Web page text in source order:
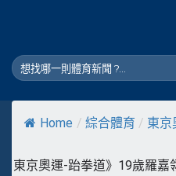
Home / 綜合體育 / 東京
東京奧運-跆拳道》19歲羅嘉